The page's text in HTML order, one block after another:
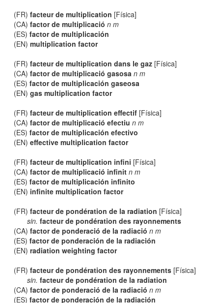
(FR)facteur de multiplication [Física]
(CA)factor de multiplicació n m
(ES)factor de multiplicación
(EN)multiplication factor
(FR)facteur de multiplication dans le gaz [Física]
(CA)factor de multiplicació gasosa n m
(ES)factor de multiplicación gaseosa
(EN)gas multiplication factor
(FR)facteur de multiplication effectif [Física]
(CA)factor de multiplicació efectiu n m
(ES)factor de multiplicación efectivo
(EN)effective multiplication factor
(FR)facteur de multiplication infini [Física]
(CA)factor de multiplicació infinit n m
(ES)factor de multiplicación infinito
(EN) infinite multiplication factor
(FR)facteur de pondération de la radiation [Física]
sin. facteur de pondération des rayonnements
(CA)factor de ponderació de la radiació n m
(ES)factor de ponderación de la radiación
(EN)radiation weighting factor
(FR)facteur de pondération des rayonnements [Física]
sin. facteur de pondération de la radiation
(CA)factor de ponderació de la radiació n m
(ES)factor de ponderación de la radiación